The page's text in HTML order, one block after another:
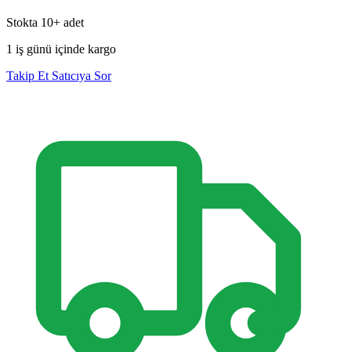
Stokta 10+ adet
1 iş günü içinde kargo
Takip Et Satıcıya Sor